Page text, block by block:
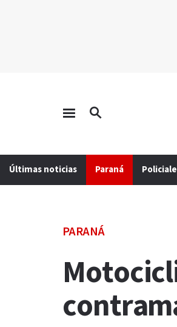
Últimas noticias Paraná
PARANÁ